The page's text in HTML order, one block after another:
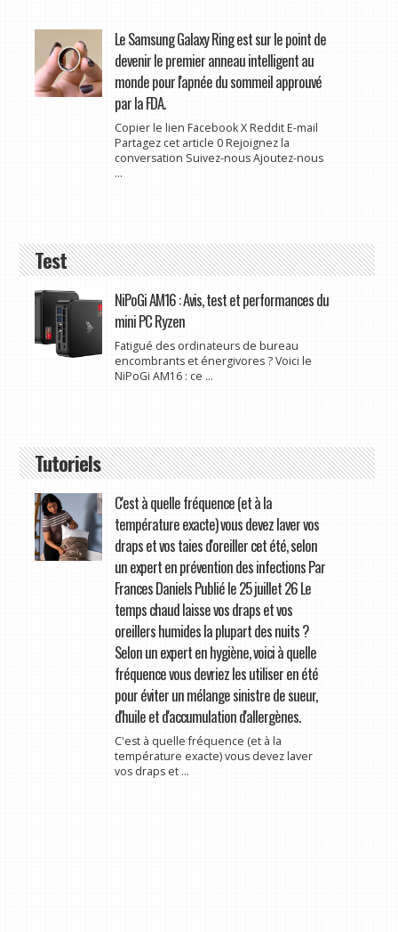
Le Samsung Galaxy Ring est sur le point de
devenir le premier anneau intelligent au
monde pour l'apnée du sommeil approuvé
par la FDA.
Copier le lien Facebook X Reddit E-mail
Partagez cet article 0 Rejoignez la
conversation Suivez-nous Ajoutez-nous
...
Test
NiPoGi AM16 : Avis, test et performances du
mini PC Ryzen
Fatigué des ordinateurs de bureau
encombrants et énergivores ? Voici le
NiPoGi AM16 : ce ...
Tutoriels
C'est à quelle fréquence (et à la
température exacte) vous devez laver vos
draps et vos taies d'oreiller cet été, selon
un expert en prévention des infections Par
Frances Daniels Publié le 25 juillet 26 Le
temps chaud laisse vos draps et vos
oreillers humides la plupart des nuits ?
Selon un expert en hygiène, voici à quelle
fréquence vous devriez les utiliser en été
pour éviter un mélange sinistre de sueur,
d'huile et d'accumulation d'allergènes.
C'est à quelle fréquence (et à la
température exacte) vous devez laver
vos draps et ...